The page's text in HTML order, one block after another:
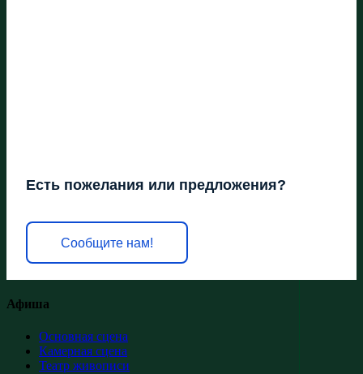
Есть пожелания или предложения?
Сообщите нам!
Афиша
Основная сцена
Камерная сцена
Театр живописи